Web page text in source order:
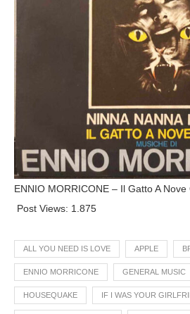
ENNIO MORRICONE – Il Gatto A
Post Views: 1.875
ALL YOU NEED IS LOVE APPLE
ENNIO MORRICONE GENERAL MUSIC
HOUSEQUAKE IF I WAS YOUR